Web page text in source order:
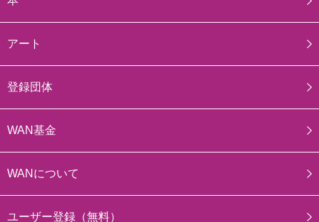
アート
登録団体
WAN基金
WANについて
ユーザー登録（無料）